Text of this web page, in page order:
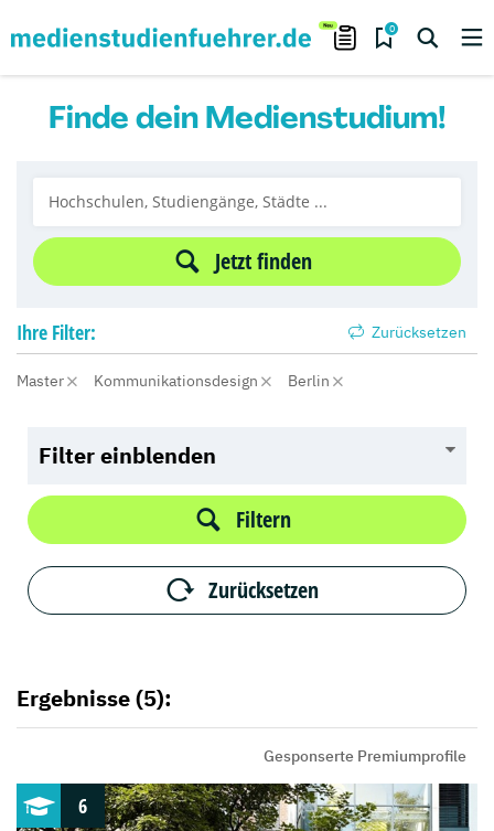
0
Finde dein Medienstudium!
Jetzt finden
Ihre Filter: Zurücksetzen
Master Kommunikationsdesign Berlin
Filter einblenden
Filtern
Zurücksetzen
Ergebnisse (5):
Gesponserte Premiumprofile
6